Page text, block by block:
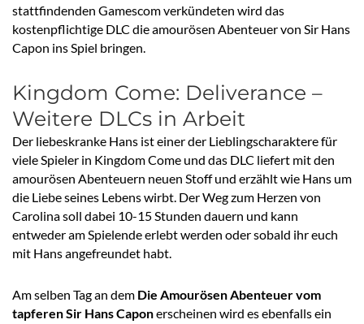
stattfindenden Gamescom verkündeten wird das
kostenpflichtige DLC die amourösen Abenteuer von Sir Hans
Capon ins Spiel bringen.
Kingdom Come: Deliverance –
Weitere DLCs in Arbeit
Der liebeskranke Hans ist einer der Lieblingscharaktere für
viele Spieler in Kingdom Come und das DLC liefert mit den
amourösen Abenteuern neuen Stoff und erzählt wie Hans um
die Liebe seines Lebens wirbt. Der Weg zum Herzen von
Carolina soll dabei 10-15 Stunden dauern und kann
entweder am Spielende erlebt werden oder sobald ihr euch
mit Hans angefreundet habt.
Am selben Tag an dem Die Amourösen Abenteuer vom
tapferen Sir Hans Caponerscheinen wird es ebenfalls ein